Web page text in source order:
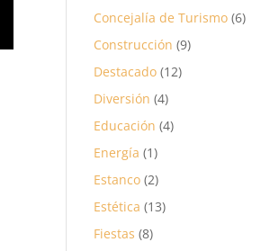
Concejalía de Turismo (6)
Construcción (9)
Destacado (12)
Diversión (4)
Educación (4)
Energía (1)
Estanco (2)
Estética (13)
Fiestas (8)